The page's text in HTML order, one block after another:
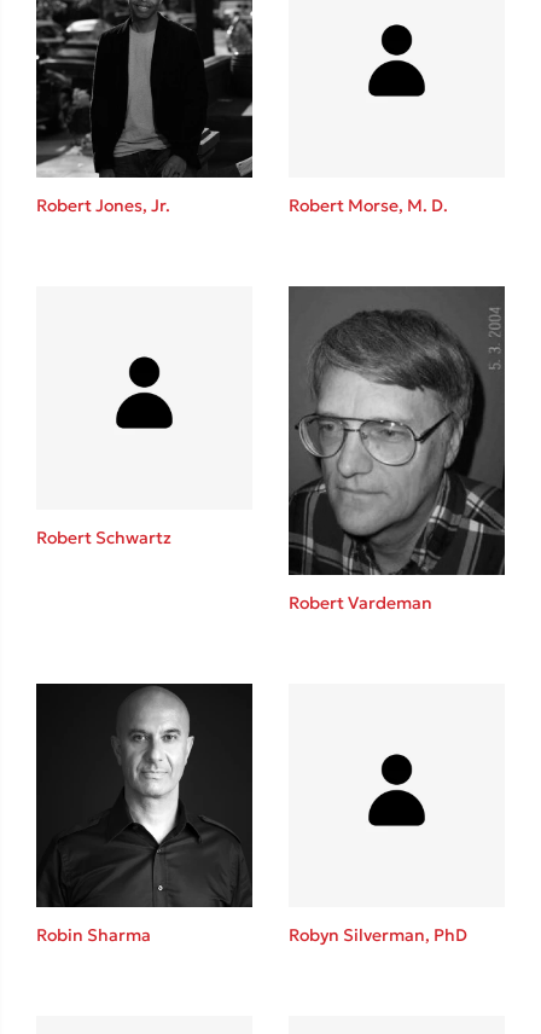
Δανάη Δεληγεώργη
Πάνω, κάτω, μπροστά, πίσω
Η μέθοδος Αφήστε τους
Φυστίκι ΠουΚυλάει
Παύλος Καστανάς
El Sombrero
Στέφανος Ξενάκης
Sebastian Fitzek
Freida McFadden
Κατρίνα Τσάνταλη
Robert Jones, Jr. Robert Morse, M. D.
Robert Schwartz
Robert Vardeman
Robin Sharma Robyn Silverman, PhD